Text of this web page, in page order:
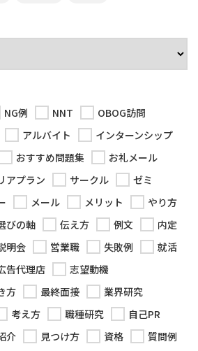
NG例 NNT
OBOG訪問
アルバイト
インターンシップ
おすすめ問題集
お礼メール
アプラン サークル
ゼミ
メール メリット
やり方
びの軸 伝え方 例文
内定
明会 営業職 失敗例
就活
告代理店
志望動機
方 最終面接
業界研究
考え方 職種研究
自己PR
介 見つけ方 資格
質問例